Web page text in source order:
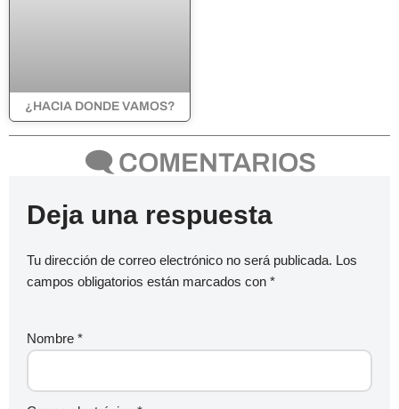
¿HACIA DONDE VAMOS?
🗨 COMENTARIOS
Deja una respuesta
Tu dirección de correo electrónico no será publicada. Los
campos obligatorios están marcados con *
Nombre *